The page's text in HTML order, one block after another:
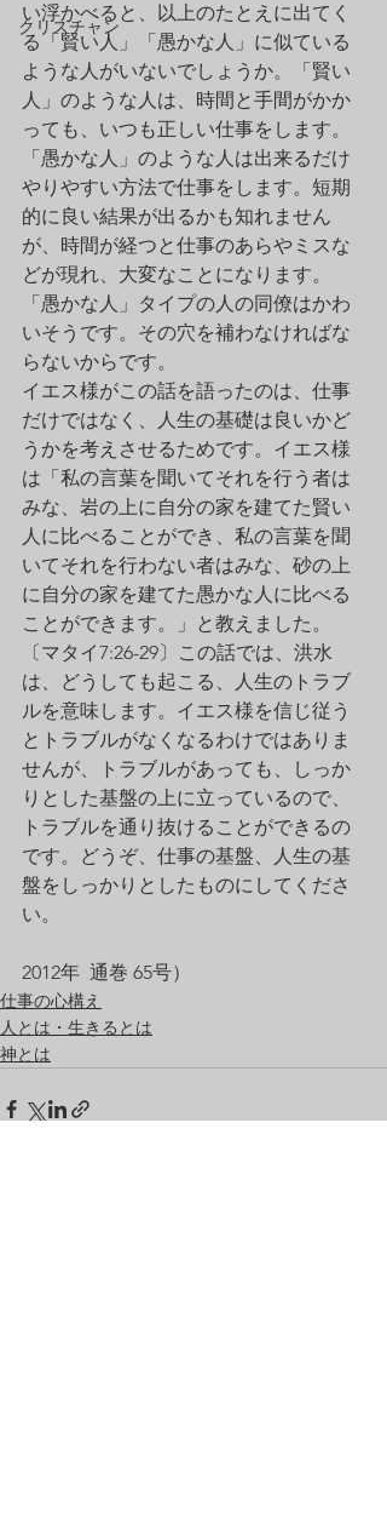
クリスチャン
い浮かべると、以上のたとえに出てく
る「賢い人」「愚かな人」に似ている
ような人がいないでしょうか。「賢い
人」のような人は、時間と手間がかか
っても、いつも正しい仕事をします。
「愚かな人」のような人は出来るだけ
やりやすい方法で仕事をします。短期
的に良い結果が出るかも知れません
が、時間が経つと仕事のあらやミスな
どが現れ、大変なことになります。
「愚かな人」タイプの人の同僚はかわ
いそうです。その穴を補わなければな
らないからです。
イエス様がこの話を語ったのは、仕事
だけではなく、人生の基礎は良いかど
うかを考えさせるためです。イエス様
は「私の言葉を聞いてそれを行う者は
みな、岩の上に自分の家を建てた賢い
人に比べることができ、私の言葉を聞
いてそれを行わない者はみな、砂の上
に自分の家を建てた愚かな人に比べる
ことができます。」と教えました。
〔マタイ7:26-29〕この話では、洪水
は、どうしても起こる、人生のトラブ
ルを意味します。イエス様を信じ従う
とトラブルがなくなるわけではありま
せんが、トラブルがあっても、しっか
りとした基盤の上に立っているので、
トラブルを通り抜けることができるの
です。どうぞ、仕事の基盤、人生の基
盤をしっかりとしたものにしてくださ
い。
2012年  通巻 65号）
仕事の心構え
人とは・生きるとは
神とは